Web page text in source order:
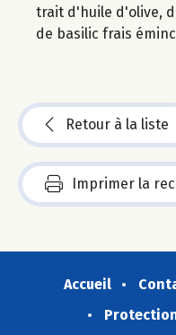
trait d'huile d'olive,
de basilic frais
Retour à la liste
Imprimer la
Accueil